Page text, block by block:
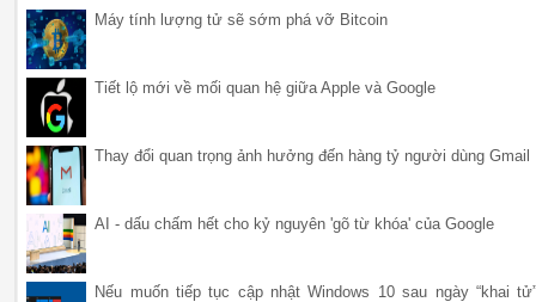
Máy tính lượng tử sẽ sớm phá vỡ Bitcoin
Tiết lộ mới về mối quan hệ giữa Apple và Google
Thay đổi quan trọng ảnh hưởng đến hàng tỷ người dùng Gmail
AI - dấu chấm hết cho kỷ nguyên 'gõ từ khóa' của Google
Nếu muốn tiếp tục cập nhật Windows 10 sau ngày “khai